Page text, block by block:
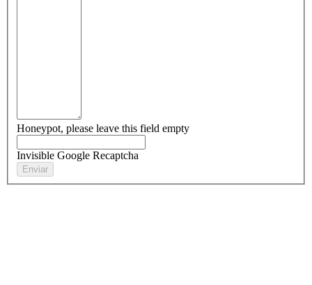
Honeypot, please leave this field empty
Invisible Google Recaptcha